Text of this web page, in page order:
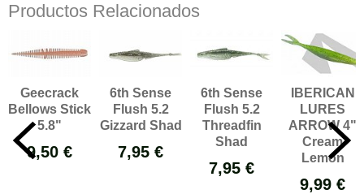
Productos Relacionados
Geecrack
Bellows Stick
5.8"
9,50 €
6th Sense
Flush 5.2
Gizzard Shad
7,95 €
6th Sense
Flush 5.2
Threadfin
Shad
7,95 €
IBERICAN
LURES
ARROW 4"
Cream
Lemon
9,99 €